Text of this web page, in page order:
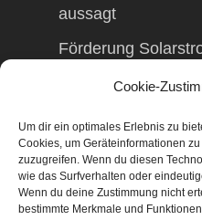
Cookie-
Um dir ein optimales Erlebnis zu
Cookies, um Geräteinformationen
zuzugreifen. Wenn du diesen
wie das Surfverhalten oder
Wenn du deine Zustimmung nicht
bestimmte Merkmale und
aussagt
Förderung
Förderung
© 2026 TAXolution –
Lohnabrechnungen,